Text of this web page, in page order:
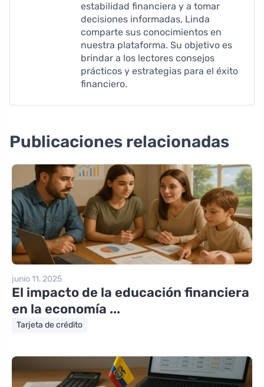
estabilidad financiera y a tomar
decisiones informadas, Linda
comparte sus conocimientos en
nuestra plataforma. Su objetivo es
brindar a los lectores consejos
prácticos y estrategias para el éxito
financiero.
Publicaciones relacionadas
junio 11, 2025
El impacto de la educación financiera
en la economía ...
Tarjeta de crédito